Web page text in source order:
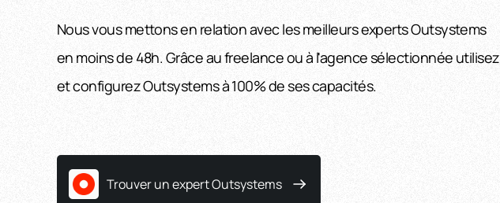
Nous vous mettons en relation avec les meilleurs experts Outsystems
en moins de 48h. Grâce au freelance ou à l'agence sélectionnée utilisez
et configurez Outsystems à 100% de ses capacités.
Trouver un expert Outsystems